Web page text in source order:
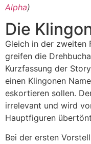
Alpha)
Die
Gleich in der zweiten
greifen die
Kurzfassung der
einen Klingonen
eskortieren sollen.
irrelevant und wird
Hauptfiguren
Bei der ersten